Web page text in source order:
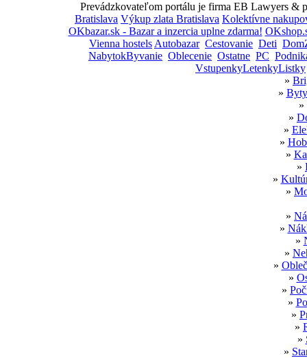
Prevádzkovateľom portálu je firma EB Lawyers &
Bratislava Výkup zlata Bratislava Kolektívne
OKbazar.sk - Bazar a inzercia uplne zdarma!
Vienna hostels Autobazar Cestovanie Deti
NabytokByvanie Oblecenie Ostatne PC
VstupenkyLetenkyListky
»
»
»
»
»
»
»
»
»
»
»
»
»
»
»
»
»
»
»
»
»
»